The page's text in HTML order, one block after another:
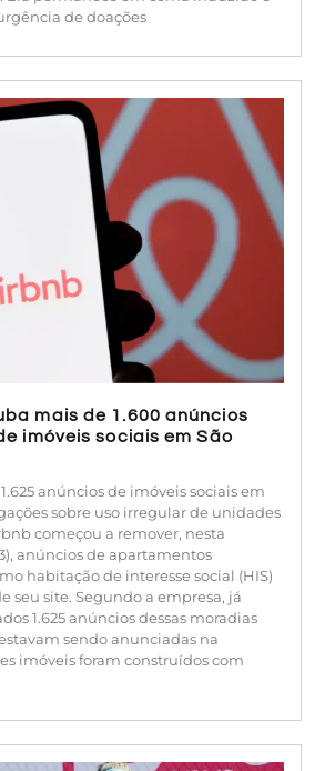
de doações
mais de 1.600 anúncios
imóveis sociais em São
anúncios de imóveis sociais em
sobre uso irregular de unidades
começou a remover, nesta
anúncios de apartamentos
habitação de interesse social (HIS)
seu site. Segundo a empresa, já
1.625 anúncios dessas moradias
sendo anunciadas na
imóveis foram construídos com